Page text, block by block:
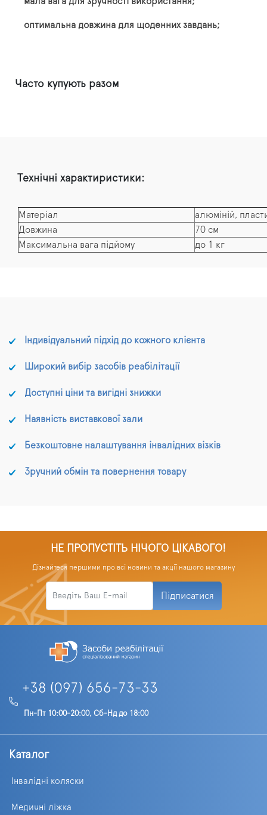
оптимальна довжина для щоденних завдань;
Часто купують разом
Технічні характиристики:
Матеріал
алюміній,
Довжина
70 см
Максимальна вага підйому
до 1 кг
Індивідуальний підхід до кожного клієнта
Широкий вибір засобів реабілітації
Доступні ціни та вигідні знижки
Наявність виставкової зали
Безкоштовне налаштування інвалідних візків
Зручний обмін та повернення товару
НЕ ПРОПУСТІТЬ НІЧОГО ЦІКАВОГО!
Дізнайтеся першими про всі новини та акції нашого магазину
Підписатися
+38 (097) 656-73-33
Пн-Пт 10:00-20:00, Сб-Нд до 18:00
Каталог
Інвалідні коляски
Медичні ліжка